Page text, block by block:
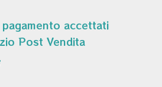
accettati
Post Vendita